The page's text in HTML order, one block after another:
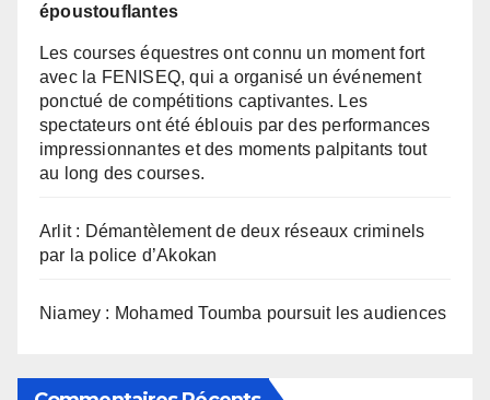
époustouflantes
Les courses équestres ont connu un moment fort
avec la FENISEQ, qui a organisé un événement
ponctué de compétitions captivantes. Les
spectateurs ont été éblouis par des performances
impressionnantes et des moments palpitants tout
au long des courses.
Arlit : Démantèlement de deux réseaux criminels
par la police d’Akokan
Niamey : Mohamed Toumba poursuit les audiences